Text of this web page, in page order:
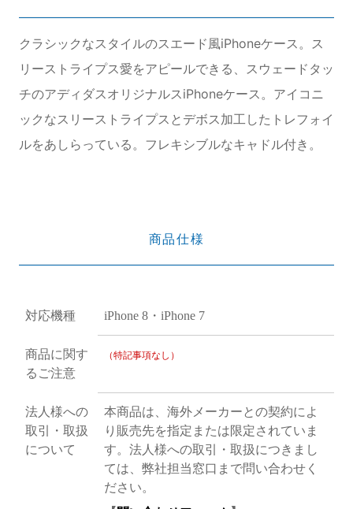
クラシックなスタイルのスエード風iPhoneケース。ス
リーストライプス愛をアピールできる、スウェードタッ
チのアディダスオリジナルスiPhoneケース。アイコニ
ックなスリーストライプスとデボス加工したトレフォイ
ルをあしらっている。フレキシブルなキャドル付き。
商品仕様
対応機種 iPhone 8・iPhone 7
商品に関す
るご注意
（特記事項なし）
法人様への
取引・取扱
について
本商品は、海外メーカーとの契約によ
り販売先を指定または限定されていま
す。法人様への取引・取扱につきまし
ては、弊社担当窓口まで問い合わせく
ださい。